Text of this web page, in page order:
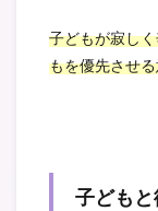
子どもが寂し
もを優先させ
子ども